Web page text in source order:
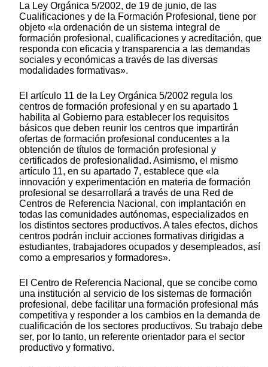
La Ley Orgánica 5/2002, de 19 de junio, de las
Cualificaciones y de la Formación Profesional, tiene por
objeto «la ordenación de un sistema integral de
formación profesional, cualificaciones y acreditación, que
responda con eficacia y transparencia a las demandas
sociales y económicas a través de las diversas
modalidades formativas».
El artículo 11 de la Ley Orgánica 5/2002 regula los
centros de formación profesional y en su apartado 1
habilita al Gobierno para establecer los requisitos
básicos que deben reunir los centros que impartirán
ofertas de formación profesional conducentes a la
obtención de títulos de formación profesional y
certificados de profesionalidad. Asimismo, el mismo
artículo 11, en su apartado 7, establece que «la
innovación y experimentación en materia de formación
profesional se desarrollará a través de una Red de
Centros de Referencia Nacional, con implantación en
todas las comunidades autónomas, especializados en
los distintos sectores productivos. A tales efectos, dichos
centros podrán incluir acciones formativas dirigidas a
estudiantes, trabajadores ocupados y desempleados, así
como a empresarios y formadores».
El Centro de Referencia Nacional, que se concibe como
una institución al servicio de los sistemas de formación
profesional, debe facilitar una formación profesional más
competitiva y responder a los cambios en la demanda de
cualificación de los sectores productivos. Su trabajo debe
ser, por lo tanto, un referente orientador para el sector
productivo y formativo.